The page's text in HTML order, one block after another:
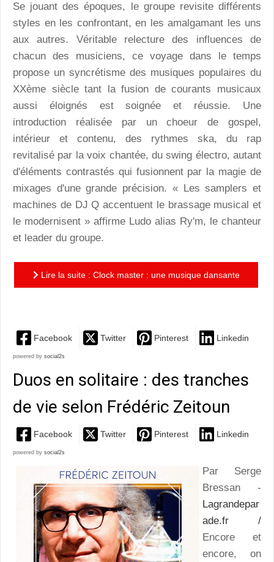
Se jouant des époques, le groupe revisite différents
styles en les confrontant, en les amalgamant les uns
aux autres. Véritable relecture des influences de
chacun des musiciens, ce voyage dans le temps
propose un syncrétisme des musiques populaires du
XXème siècle tant la fusion de courants musicaux
aussi éloignés est soignée et réussie. Une
introduction réalisée par un choeur de gospel,
intérieur et contenu, des rythmes ska, du rap
revitalisé par la voix chantée, du swing électro, autant
d'éléments contrastés qui fusionnent par la magie de
mixages d'une grande précision. « Les samplers et
machines de DJ Q accentuent le brassage musical et
le modernisent » affirme Ludo alias Ry'm, le chanteur
et leader du groupe.
Lire la suite : Clock master : une musique dansante
Facebook Twitter Pinterest Linkedin
powered by social2s
Duos en solitaire : des tranches
de vie selon Frédéric Zeitoun
Facebook Twitter Pinterest Linkedin
powered by social2s
Par Serge
Bressan -
Lagrandepar
ade.fr /
Encore et
encore, on